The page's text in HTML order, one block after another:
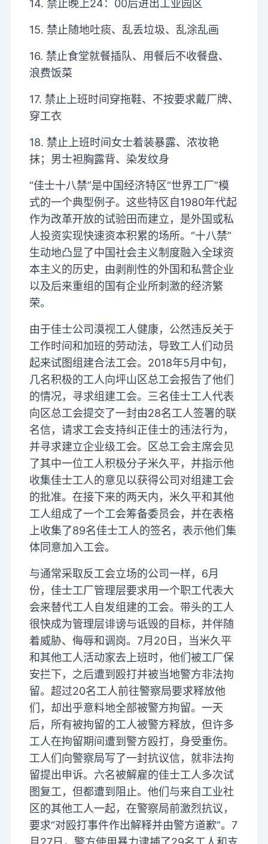
14. 禁止晚上24：00后进出工业园区
15. 禁止随地吐痰、乱丢垃圾、乱涂乱画
16. 禁止食堂就餐插队、用餐后不收餐盘、
浪费饭菜
17. 禁止上班时间穿拖鞋、不按要求戴厂牌、
穿工衣
18. 禁止上班时间女士着装暴露、浓妆艳
抹；男士袒胸露背、染发纹身
“佳士十八禁”是中国经济特区“世界工厂”模
式的一个典型例子。这些特区自1980年代起
作为改革开放的试验田而建立，是外国或私
人投资实现快速资本积累的场所。“十八禁”
生动地凸显了中国社会主义制度融入全球资
本主义的历史，由剥削性的外国和私营企业
以及后来重组的国有企业所刺激的经济繁
荣。
由于佳士公司漠视工人健康，公然违反关于
工作时间和加班的劳动法，导致工人们动员
起来试图组建合法工会。2018年5月中旬，
几名积极的工人向坪山区总工会报告了他们
的情况，寻求组建工会。三名佳士工人代表
向区总工会提交了一封由28名工人签署的联
名信，请求工会支持纠正佳士的违法行为，
并寻求建立企业级工会。区总工会主席会见
了其中一位工人积极分子米久平，并指示他
收集佳士工人的意见以获得公司对组建工会
的批准。在接下来的两天内，米久平和其他
工人组成了一个工会筹备委员会，并在表格
上收集了89名佳士工人的签名，表示他们集
体同意加入工会。
与通常采取反工会立场的公司一样，6月
份，佳士工厂管理层要求用一个职工代表大
会来替代工人自发组建的工会。带头的工人
很快成为管理层诽谤与诋毁的目标，并伴随
着威胁、侮辱和调岗。7月20日，当米久平
和其他工人活动家去上班时，他们被工厂保
安拦下，之后遭到殴打并被当地警方非法拘
留。超过20名工人前往警察局要求释放他
们，却出乎意料地全部被警方拘留。一天
后，所有被拘留的工人被警方释放，但许多
工人在拘留期间遭到警方殴打，身受重伤。
工人们向警察局写了一封抗议信，就非法拘
留提出申诉。六名被解雇的佳士工人多次试
图复工，但都遭到阻止。他们与来自工业社
区的其他工人一起，在警察局前激烈抗议，
要求“对殴打事件作出解释并由警方道歉”。7